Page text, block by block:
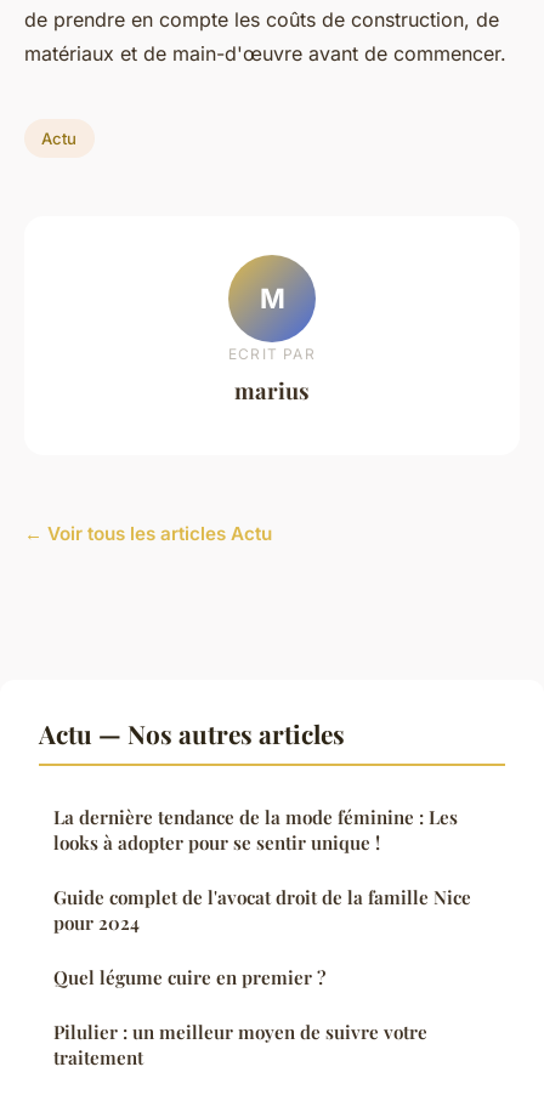
de prendre en compte les coûts de construction, de
matériaux et de main-d'œuvre avant de commencer.
Actu
M
ECRIT PAR
marius
← Voir tous les articles Actu
Actu — Nos autres articles
La dernière tendance de la mode féminine : Les
looks à adopter pour se sentir unique !
Guide complet de l'avocat droit de la famille Nice
pour 2024
Quel légume cuire en premier ?
Pilulier : un meilleur moyen de suivre votre
traitement